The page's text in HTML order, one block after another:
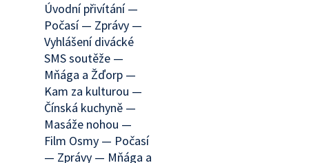
Úvodní přivítání —
Počasí — Zprávy —
Vyhlášení divácké
SMS soutěže —
Mňága a Žďorp —
Kam za kulturou —
Čínská kuchyně —
Masáže nohou —
Film Osmy — Počasí
— Zprávy — Mňága a